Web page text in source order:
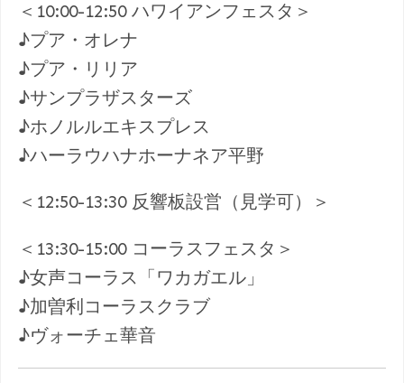
＜10:00-12:50 ハワイアンフェスタ＞
♪プア・オレナ
♪プア・リリア
♪サンプラザスターズ
♪ホノルルエキスプレス
♪ハーラウハナホーナネア平野
＜12:50-13:30 反響板設営（見学可）＞
＜13:30-15:00 コーラスフェスタ＞
♪女声コーラス「ワカガエル」
♪加曽利コーラスクラブ
♪ヴォーチェ華音